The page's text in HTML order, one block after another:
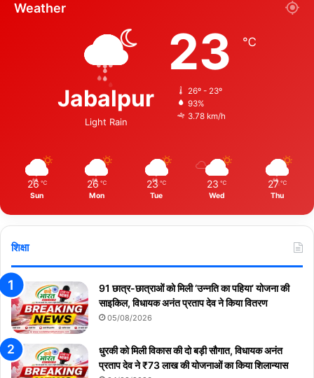
Weather
Jabalpur
Light Rain
23 ℃
26º - 23º
93%
3.78 km/h
26 ℃
Sun
26 ℃
Mon
23 ℃
Tue
23 ℃
Wed
27 ℃
Thu
शिक्षा
91 छात्र-छात्राओं को मिली ‘उन्नति का पहिया’ योजना की
साइकिल, विधायक अनंत प्रताप देव ने किया वितरण
05/08/2026
धुरकी को मिली विकास की दो बड़ी सौगात, विधायक अनंत
प्रताप देव ने ₹73 लाख की योजनाओं का किया शिलान्यास